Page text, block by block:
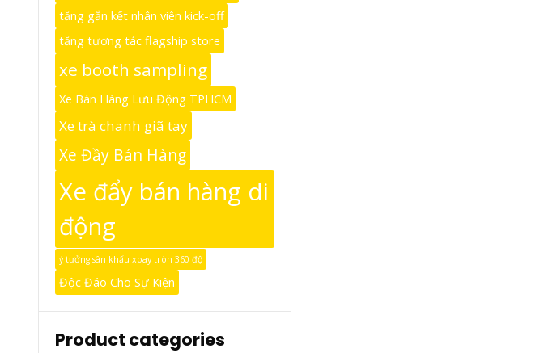
tăng gắn kết nhân viên kick-off
tăng tương tác flagship store
xe booth sampling
Xe Bán Hàng Lưu Động TPHCM
Xe trà chanh giã tay
Xe Đầy Bán Hàng
Xe đẩy bán hàng di
động
ý tưởng sân khấu xoay tròn 360 độ
Độc Đáo Cho Sự Kiện
Product categories